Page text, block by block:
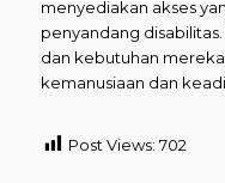
menyediakan akses
penyandang
dan kebutuhan
kemanusiaan dan
Post Views: 702